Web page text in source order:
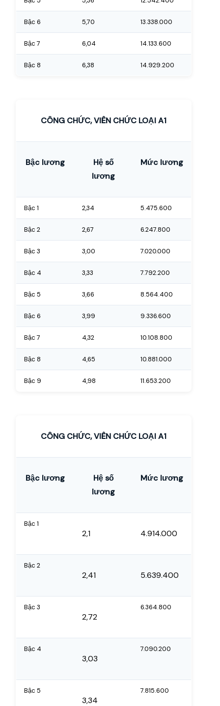
Bậc 6 5,70 13.338.000
Bậc 7 6,04 14.133.600
Bậc 8 6,38 14.929.200
CÔNG CHỨC, VIÊN CHỨC LOẠI A1
Bậc lương
Hệ số
lương
Mức lương
Bậc 1 2,34 5.475.600
Bậc 2 2,67 6.247.800
Bậc 3 3,00 7.020.000
Bậc 4 3,33 7.792.200
Bậc 5 3,66 8.564.400
Bậc 6 3,99 9.336.600
Bậc 7 4,32 10.108.800
Bậc 8 4,65 10.881.000
Bậc 9 4,98 11.653.200
CÔNG CHỨC, VIÊN CHỨC LOẠI A1
Bậc lương
Hệ số
lương
Mức lương
Bậc 1
2,1 4.914.000
Bậc 2
2,41 5.639.400
Bậc 3
2,72
6.364.800
Bậc 4
3,03
7.090.200
Bậc 5
3,34
7.815.600